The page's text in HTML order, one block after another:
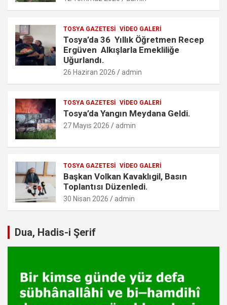
TOSYA GAZETESI VIDEO GALERI
Tosya’da 36 Yıllık Öğretmen Recep
Ergüven Alkışlarla Emekliliğe
Uğurlandı.
26 Haziran 2026 admin
TOSYA GAZETESI VIDEO GALERI
Tosya’da Yangın Meydana Geldi.
27 Mayıs 2026 admin
TOSYA GAZETESI VIDEO GALERI
Başkan Volkan Kavaklıgil, Basın
Toplantısı Düzenledi.
30 Nisan 2026 admin
Dua, Hadis-i Şerif